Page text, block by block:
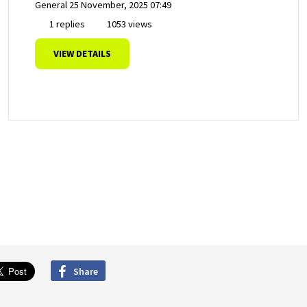
General 25 November, 2025 07:49
1 replies
1053 views
VIEW DETAILS
Share